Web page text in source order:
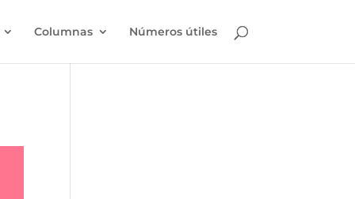
Columnas Números útiles